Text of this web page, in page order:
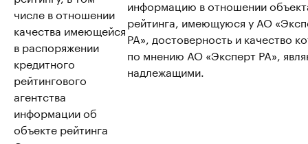
числе в отношении
качества имеющейся
в распоряжении
кредитного
рейтингового
агентства
информации об
объекте рейтинга
информацию в отношении
рейтинга, имеющуюся у АО
РА», достоверность и качество
по мнению АО «Эксперт РА»,
надлежащими.